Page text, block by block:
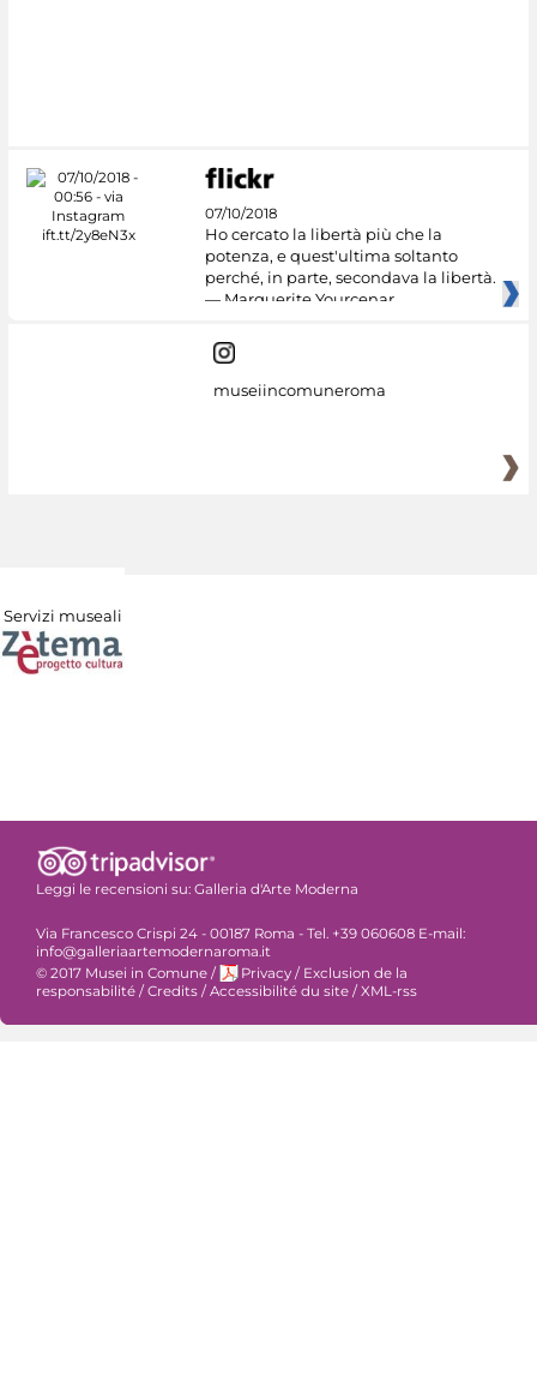
07/10/2018
Ho cercato la libertà più che la
potenza, e quest'ultima soltanto
perché, in parte, secondava la libertà.
— Marguerite Yourcenar
museiincomuneroma
Servizi museali
Leggi le recensioni su: Galleria d'Arte Moderna
Via Francesco Crispi 24 - 00187 Roma - Tel. +39 060608 E-mail:
info@galleriaartemodernaroma.it
© 2017 Musei in Comune / Privacy / Exclusion de la
responsabilité /Credits /Accessibilité du site /XML-rss